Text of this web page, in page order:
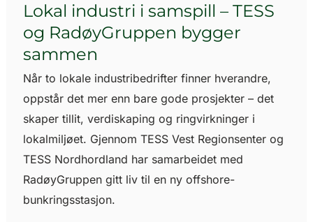
Lokal industri i samspill – TESS
og RadøyGruppen bygger
sammen
Når to lokale industribedrifter finner hverandre,
oppstår det mer enn bare gode prosjekter – det
skaper tillit, verdiskaping og ringvirkninger i
lokalmiljøet. Gjennom TESS Vest Regionsenter og
TESS Nordhordland har samarbeidet med
RadøyGruppen gitt liv til en ny offshore-
bunkringsstasjon.